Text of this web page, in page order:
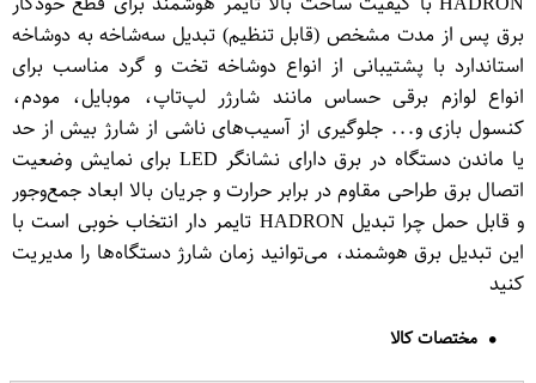
برق پس از مدت مشخص (قابل تنظیم) تبدیل سه‌شاخه به دو‌شاخه
استاندارد با پشتیبانی از انواع دوشاخه تخت و گرد مناسب برای
انواع لوازم برقی حساس مانند شارژر لپ‌تاپ، موبایل، مودم،
کنسول بازی و... جلوگیری از آسیب‌های ناشی از شارژ بیش از حد
یا ماندن دستگاه در برق دارای نشانگر LED برای نمایش وضعیت
اتصال برق طراحی مقاوم در برابر حرارت و جریان بالا ابعاد جمع‌وجور
و قابل حمل چرا تبدیل HADRON تایمر دار انتخاب خوبی است با
این تبدیل برق هوشمند، می‌توانید زمان شارژ دستگاه‌ها را مدیریت
کنید
مختصات کالا